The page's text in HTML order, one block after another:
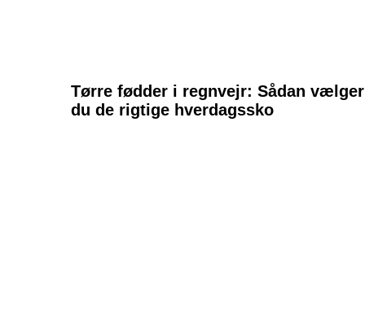
Tørre fødder i regnvejr: Sådan vælger
du de rigtige hverdagssko